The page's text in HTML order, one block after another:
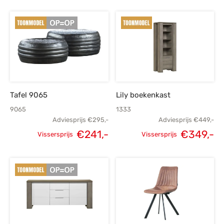
Tafel 9065
9065
Adviesprijs €295,-
prijs was:
€295,-.
Vissersprijs €241,-
Lily boekenkast
1333
Adviesprijs €449,-
Vissersprijs €349,-